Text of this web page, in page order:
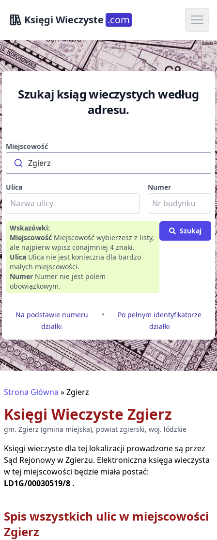
Księgi Wieczyste .com Open
Szukaj ksiąg wieczystych według
adresu.
Miejscowość
Zgierz
Ulica Numer
Wskazówki:
Miejscowość Miejscowość wybierzesz z listy,
ale najpierw wpisz conajmniej 4 znaki.
Ulica Ulica nie jest konieczna dla bardzo
małych miejscowości.
Numer Numer nie jest polem
obowiązkowym.
Szukaj
Na podstawie numeru
działki
•
Po pełnym identyfikatorze
działki
Strona Główna »Zgierz
Księgi Wieczyste Zgierz
gm. Zgierz (gmina miejska), powiat zgierski, woj. łódzkie
Księgi wieczyste dla tej lokalizacji prowadzone są przez
Sąd Rejonowy wZgierzu. Elektroniczna księga wieczysta
w tej miejscowości będzie miała postać:
LD1G/00030519/8 .
Spis wszystkich ulic w miejscowości
Zgierz